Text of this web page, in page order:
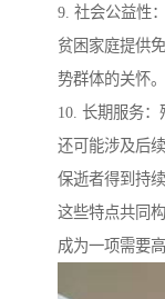
9. 社会公益性
贫困家庭提供
势群体的关怀。
10. 长期服务：
还可能涉及后
保逝者得到持
这些特点共同
成为一项需要